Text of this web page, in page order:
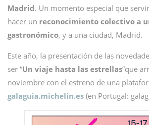
Madrid. Un momento especial que
hacer un reconocimiento colectivo a
gastronómico, y a una ciudad, Madrid.
Este año, la presentación de las
ser “Un viaje hasta las estrellas”que
noviembre con el estreno de una
galaguia.michelin.es (en Portugal: